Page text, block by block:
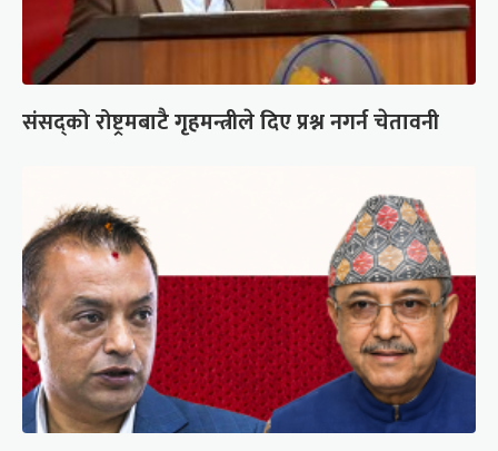
संसद्को रोष्ट्रमबाटै गृहमन्त्रीले दिए प्रश्न नगर्न चेतावनी